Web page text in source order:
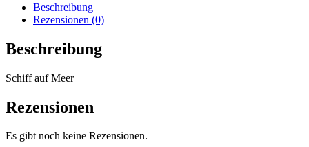
Beschreibung
Rezensionen (0)
Beschreibung
Schiff auf Meer
Rezensionen
Es gibt noch keine Rezensionen.